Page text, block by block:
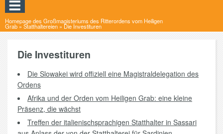
Homepage des Großmagisteriums des Ritterordens vom Heiligen
Grab » Statthaltereien » Die Investituren
Die Investituren
Die Slowakei wird offiziell eine Magistraldelegation des
Ordens
Afrika und der Orden vom Heiligen Grab: eine kleine
Präsenz, die wächst
Treffen der italienischsprachigen Statthalter in Sassari